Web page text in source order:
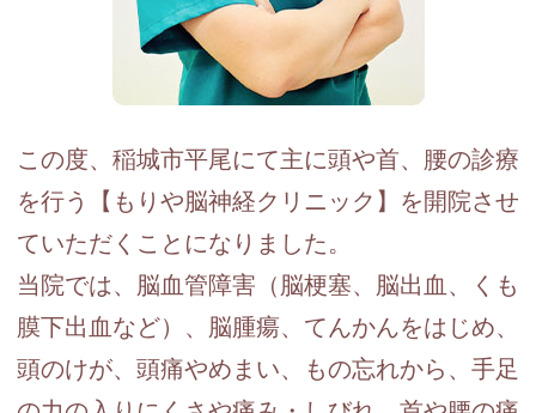
この度、稲城市平尾にて主に頭や首、腰の診療
を行う【もりや脳神経クリニック】を開院させ
ていただくことになりました。
当院では、脳血管障害（脳梗塞、脳出血、くも
膜下出血など）、脳腫瘍、てんかんをはじめ、
頭のけが、頭痛やめまい、もの忘れから、手足